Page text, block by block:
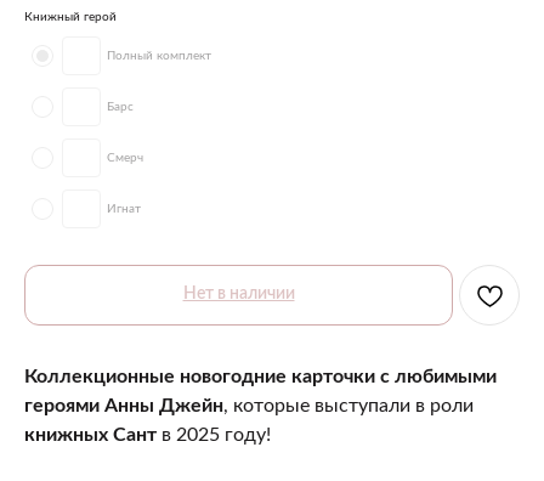
Книжный герой
Полный комплект
Барс
Смерч
Игнат
Нет в наличии
Коллекционные новогодние карточки с любимыми
героями Анны Джейн, которые выступали в роли
книжных Сант в 2025 году!